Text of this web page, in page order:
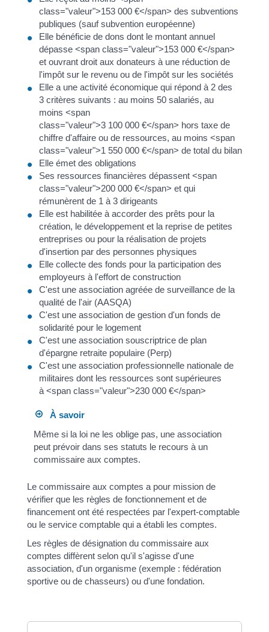
class="valeur">153 000 €</span> des subventions
publiques (sauf subvention européenne)
Elle bénéficie de dons dont le montant annuel
dépasse <span class="valeur">153 000 €</span>
et ouvrant droit aux donateurs à une réduction de
l'impôt sur le revenu ou de l'impôt sur les sociétés
Elle a une activité économique qui répond à 2 des
3 critères suivants : au moins 50 salariés, au
moins <span
class="valeur">3 100 000 €</span> hors taxe de
chiffre d'affaire ou de ressources, au moins <span
class="valeur">1 550 000 €</span> de total du bilan
Elle émet des obligations
Ses ressources financières dépassent <span
class="valeur">200 000 €</span> et qui
rémunèrent de 1 à 3 dirigeants
Elle est habilitée à accorder des prêts pour la
création, le développement et la reprise de petites
entreprises ou pour la réalisation de projets
d'insertion par des personnes physiques
Elle collecte des fonds pour la participation des
employeurs à l'effort de construction
C'est une association agréée de surveillance de la
qualité de l'air (AASQA)
C'est une association de gestion d'un fonds de
solidarité pour le logement
C'est une association souscriptrice de plan
d'épargne retraite populaire (Perp)
C'est une association professionnelle nationale de
militaires dont les ressources sont supérieures
à <span class="valeur">230 000 €</span>
À savoir
Même si la loi ne les oblige pas, une association
peut prévoir dans ses statuts le recours à un
commissaire aux comptes.
Le commissaire aux comptes a pour mission de
vérifier que les règles de fonctionnement et de
financement ont été respectées par l'expert-comptable
ou le service comptable qui a établi les comptes.
Les règles de désignation du commissaire aux
comptes diffèrent selon qu'il s'agisse d'une
association, d'un organisme (exemple : fédération
sportive ou de chasseurs) ou d'une fondation.